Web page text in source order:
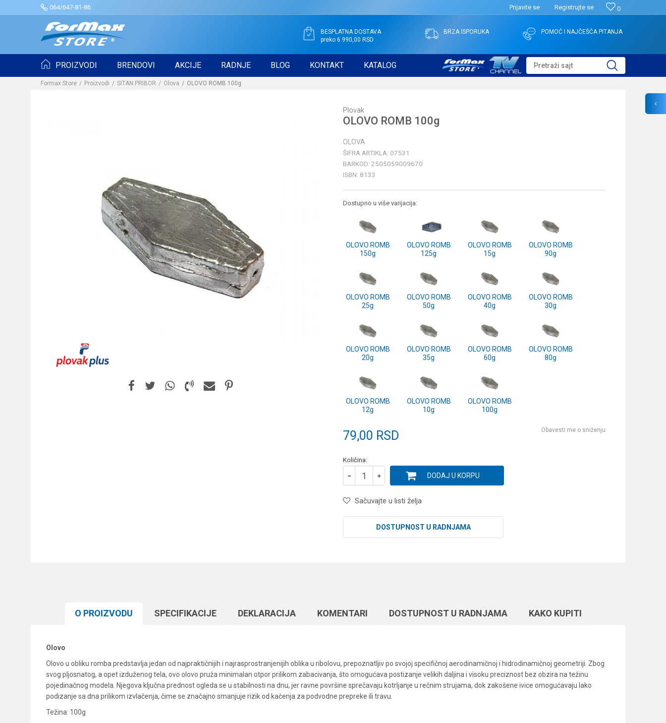
064/647-81-86 0
Prijavite se Registrujte se
BESPLATNA DOSTAVA
preko 6.990,00 RSD
BRZA ISPORUKA POMOĆ I NAJČEŠĆA PITANJA
PROIZVODI BRENDOVI AKCIJE RADNJE BLOG KONTAKT KATALOG Pretraži sajt
Formax Store Proizvodi SITAN PRIBOR Olova OLOVO ROMB 100g
Plovak
OLOVO ROMB 100g
OLOVA
ŠIFRA ARTIKLA: 07531
BARKOD: 2505059009670
ISBN: 8133
Dostupno u više varijacija:
OLOVO ROMB
150g
OLOVO ROMB
125g
OLOVO ROMB
15g
OLOVO ROMB
90g
OLOVO ROMB
25g
OLOVO ROMB
50g
OLOVO ROMB
40g
OLOVO ROMB
30g
OLOVO ROMB
20g
OLOVO ROMB
35g
OLOVO ROMB
60g
OLOVO ROMB
80g
OLOVO ROMB
12g
OLOVO ROMB
10g
OLOVO ROMB
100g
79,00 RSD Obavesti me o sniženju
Količina:
DODAJ U KORPU
Sačuvajte u listi želja
DOSTUPNOST U RADNJAMA
O PROIZVODU SPECIFIKACIJЕ DEKLARACIJA KOMENTARI DOSTUPNOST U RADNJAMA KAKO KUPITI
Olovo
Olovo u obliku romba predstavlja jedan od najpraktičnijih i najrasprostranjenijih oblika u ribolovu, prepoznatljiv po svojoj specifičnoj aerodinamičnoj i hidrodinamičnoj geometriji. Zbog
svog pljosnatog, a opet izduženog tela, ovo olovo pruža minimalan otpor prilikom zabacivanja, što omogućava postizanje velikih daljina i visoku preciznost bez obzira na težinu
pojedinačnog modela. Njegova ključna prednost ogleda se u stabilnosti na dnu, jer ravne površine sprečavaju kotrljanje u rečnim strujama, dok zakošene ivice omogućavaju lako
podizanje sa dna prilikom izvlačenja, čime se značajno smanjuje rizik od kačenja za podvodne prepreke ili travu.
Težina: 100g